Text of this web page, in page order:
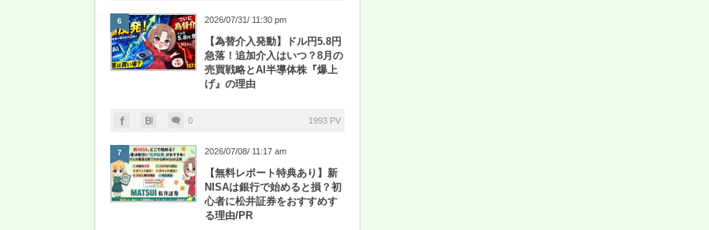
6 2026/07/31/ 11:30 pm
【為替介入発動】ドル円5.8円
急落！追加介入はいつ？8月の
売買戦略とAI半導体株『爆上
げ』の理由
0 1993 PV
7 2026/07/08/ 11:17 am
【無料レポート特典あり】新
NISAは銀行で始めると損？初
心者に松井証券をおすすめす
る理由/PR